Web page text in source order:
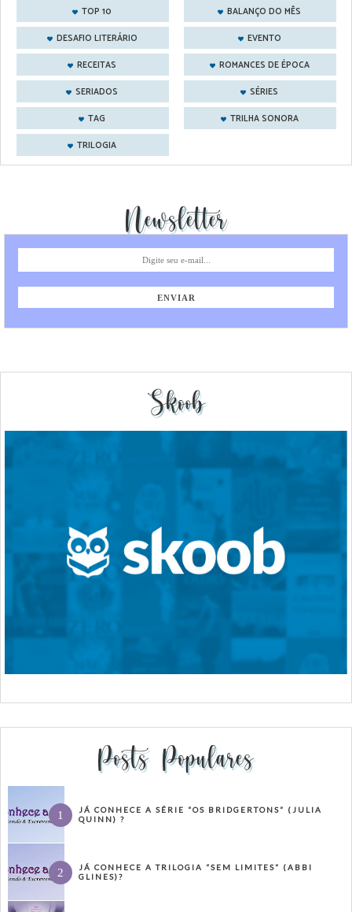
TOP 10
BALANÇO DO MÊS
DESAFIO LITERÁRIO
EVENTO
RECEITAS
ROMANCES DE ÉPOCA
SERIADOS
SÉRIES
TAG
TRILHA SONORA
TRILOGIA
Newsletter
Skoob
Posts Populares
JÁ CONHECE A SÉRIE “OS BRIDGERTONS” (JULIA
QUINN) ?
JÁ CONHECE A TRILOGIA “SEM LIMITES” (ABBI
GLINES)?